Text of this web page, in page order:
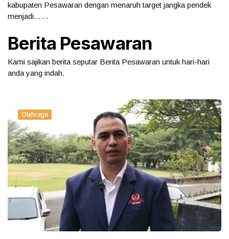
kabupaten Pesawaran dengan menaruh target jangka pendek
menjadi. . . .
Berita Pesawaran
Kami sajikan berita seputar Berita Pesawaran untuk hari-hari
anda yang indah.
Olahraga